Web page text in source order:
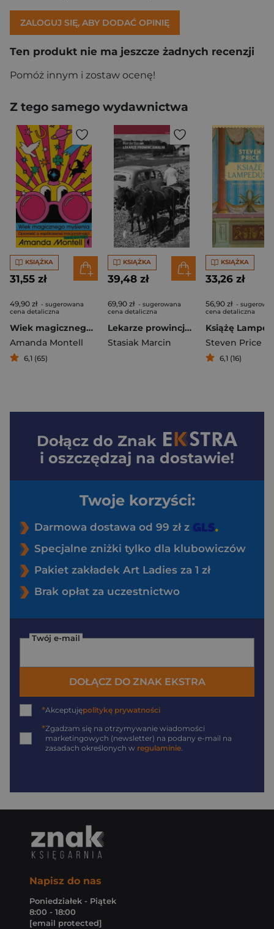
ZALOGUJ SIĘ, ABY DODAĆ OPINIĘ
Ten produkt nie ma jeszcze żadnych recenzji
Pomóż innym i zostaw ocenę!
Z tego samego wydawnictwa
KSIĄŻKA
31,55 zł
49,90 zł - sugerowana
cena detaliczna
Wiek magicznego myślenia. Opowieść o współczesnej irracjonalności
Amanda Montell
6,1 (65)
KSIĄŻKA
39,48 zł
69,90 zł - sugerowana
cena detaliczna
Lekarze prowincjonalni
Stasiak Marcin
KSIĄŻKA
33,26 zł
56,90 zł -
cena detaliczna
Książę
Steven Price
6,1 (16)
Dołącz do Znak
i oszczędzaj na dostawie!
Twoje korzyści:
Darmowa dostawa od 99 zł z
Specjalne zniżki tylko dla klubowiczów
Pakiet zakładek Art Ladies za 1 zł
Brak opłat za uczestnictwo
Twój e-mail
DOŁĄCZ DO ZNAK EKSTRA
*Akceptujępolitykę prywatności
*Zgadzam się na otrzymywanie wiadomości
marketingowych (newsletter) na podany e-mail na
zasadach określonych w regulaminie
Napisz do nas
Poniedziałek - Piątek
8:00 - 18:00
[email protected]